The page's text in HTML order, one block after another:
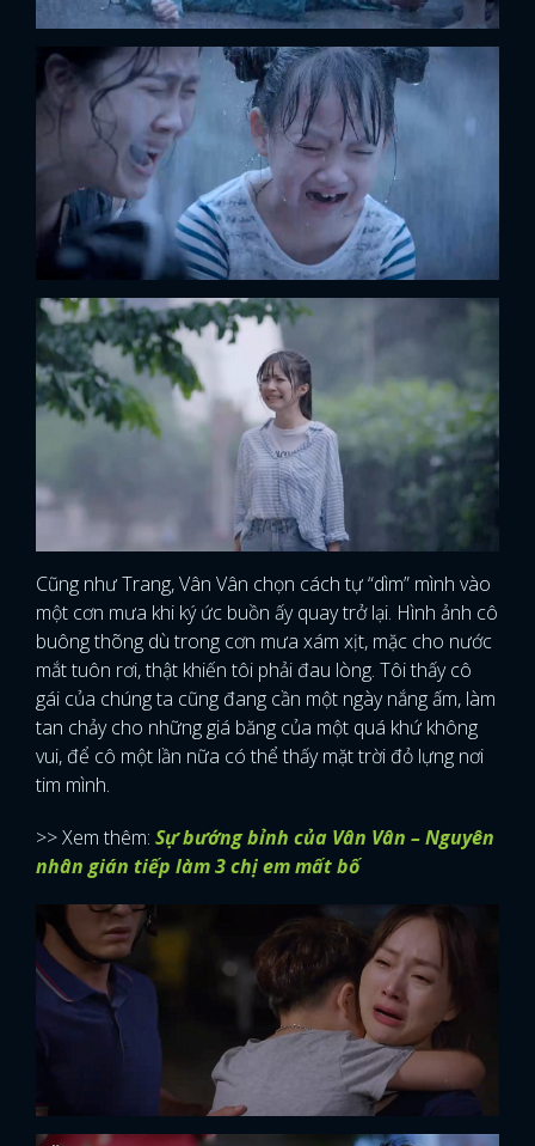
Cũng như Trang, Vân Vân chọn cách tự “dìm” mình vào
một cơn mưa khi ký ức buồn ấy quay trở lại. Hình ảnh cô
buông thõng dù trong cơn mưa xám xịt, mặc cho nước
mắt tuôn rơi, thật khiến tôi phải đau lòng. Tôi thấy cô
gái của chúng ta cũng đang cần một ngày nắng ấm, làm
tan chảy cho những giá băng của một quá khứ không
vui, để cô một lần nữa có thể thấy mặt trời đỏ lựng nơi
tim mình.
>> Xem thêm: Sự bướng bỉnh của Vân Vân – Nguyên
nhân gián tiếp làm 3 chị em mất bố